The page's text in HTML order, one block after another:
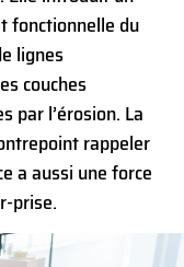
fonctionnelle du
lignes
couches
par l’érosion. La
rappeler
a aussi une force
prise.